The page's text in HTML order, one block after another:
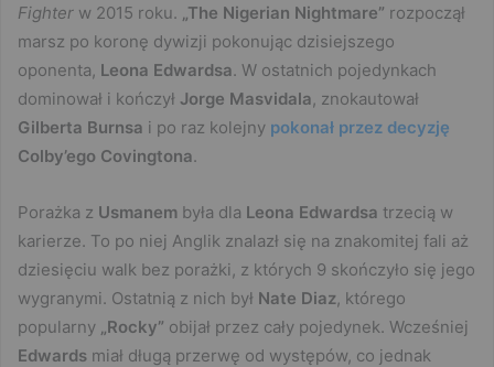
Fighter w 2015 roku. „The Nigerian Nightmare” rozpoczął
marsz po koronę dywizji pokonując dzisiejszego
oponenta, Leona Edwardsa. W ostatnich pojedynkach
dominował i kończył Jorge Masvidala, znokautował
Gilberta Burnsa i po raz kolejny pokonał przez decyzję
Colby’ego Covingtona.
Porażka z Usmanem była dla Leona Edwardsa trzecią w
karierze. To po niej Anglik znalazł się na znakomitej fali aż
dziesięciu walk bez porażki, z których 9 skończyło się jego
wygranymi. Ostatnią z nich był Nate Diaz, którego
popularny „Rocky” obijał przez cały pojedynek. Wcześniej
Edwards miał długą przerwę od występów, co jednak